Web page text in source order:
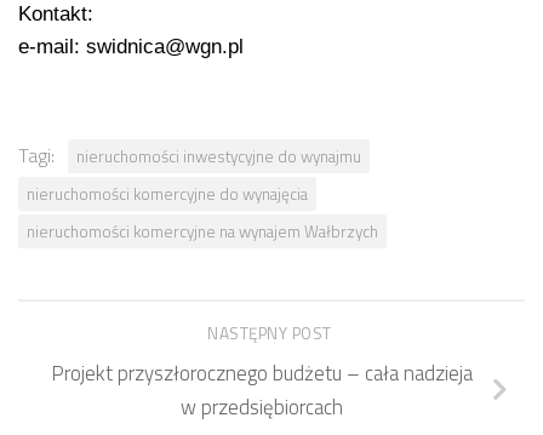
Kontakt:
e-mail: swidnica@wgn.pl
Tagi:
nieruchomości inwestycyjne do wynajmu
nieruchomości komercyjne do wynajęcia
nieruchomości komercyjne na wynajem Wałbrzych
NASTĘPNY POST
Projekt przyszłorocznego budżetu – cała nadzieja
w przedsiębiorcach